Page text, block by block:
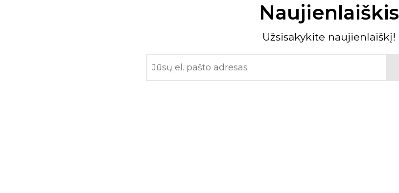
Naujienlaiškis
Užsisakykite naujienlaiškį!